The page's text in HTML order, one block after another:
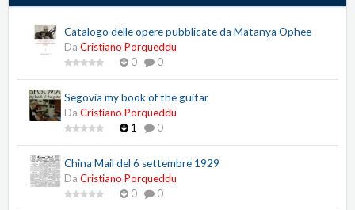
Catalogo delle opere pubblicate da Matanya Ophee
Da Cristiano Porqueddu
0
0
Segovia my book of the guitar
Da Cristiano Porqueddu
1
0
China Mail del 6 settembre 1929
Da Cristiano Porqueddu
0
0